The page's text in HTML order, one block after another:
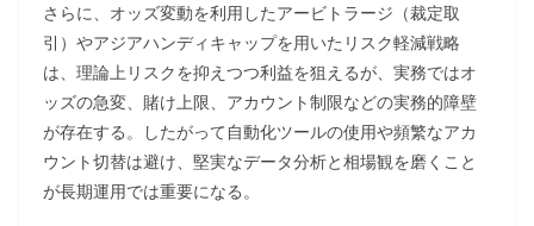
さらに、オッズ変動を利用したアービトラージ（裁定取
引）やアジアハンディキャップを用いたリスク軽減戦略
は、理論上リスクを抑えつつ利益を狙えるが、実務ではオ
ッズの急変、賭け上限、アカウント制限などの実務的障壁
が存在する。したがって自動化ツールの使用や頻繁なアカ
ウント切替は避け、堅実なデータ分析と相場観を磨くこと
が長期運用では重要になる。